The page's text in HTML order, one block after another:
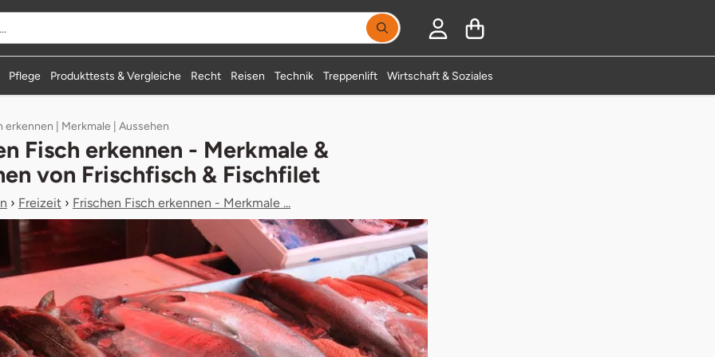
Suchbegriff eingeben, Vorschläge erscheinen
Pflege Produkttests & Vergleiche Recht Reisen Technik Treppenlift Wirtschaft & Soziales
erkennen | Merkmale | Aussehen
Fisch erkennen - Merkmale &
von Frischfisch & Fischfilet
› Freizeit › Frischen Fisch erkennen - Merkmale ...